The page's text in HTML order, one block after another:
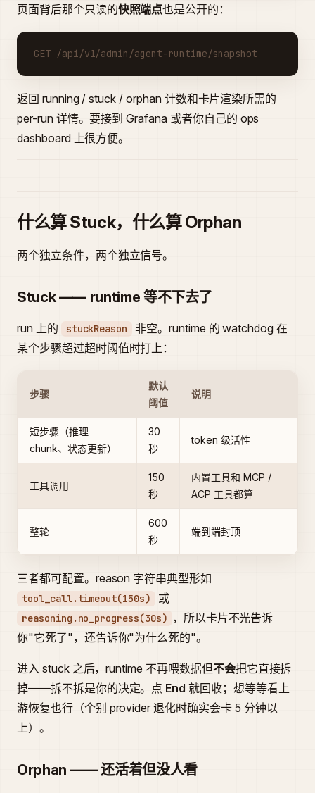
页面背后那个只读的快照端点也是公开的：
GET /api/v1/admin/agent-runtime/snapshot
返回 running / stuck / orphan 计数和卡片渲染所需的
per-run 详情。要接到 Grafana 或者你自己的 ops
dashboard 上很方便。
什么算 Stuck，什么算 Orphan
两个独立条件，两个独立信号。
Stuck —— runtime 等不下去了
run 上的 stuckReason
非空。runtime 的 watchdog 在
某个步骤超过超时阈值时打上：
步骤
默认
阈值
说明
短步骤（推理
chunk、状态更新）
30
秒
token 级活性
工具调用
150
秒
内置工具和 MCP /
ACP 工具都算
整轮
600
秒
端到端封顶
三者都可配置。reason 字符串典型形如
tool_call.timeout(150s) 或
reasoning.no_progress(30s) ，所以卡片不光告诉
你"它死了"，还告诉你"为什么死的"。
进入 stuck 之后，runtime 不再喂数据但不会把它直接拆
掉——拆不拆是你的决定。点 End 就回收；想等等看上
游恢复也行（个别 provider 退化时确实会卡 5 分钟以
上）。
Orphan —— 还活着但没人看